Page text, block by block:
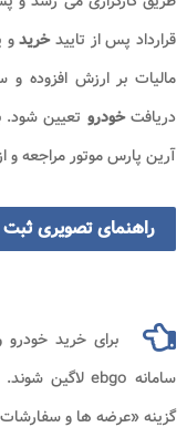
قرارداد پس از تاییدخریدو
مالیات بر ارزش افزوده و
دریافتخودرو تعیین شود.
آرین پارس موتور مراجعه و
راهنمای تصویری
برای خرید خودرو
گزینه «عرضه‌ ها و